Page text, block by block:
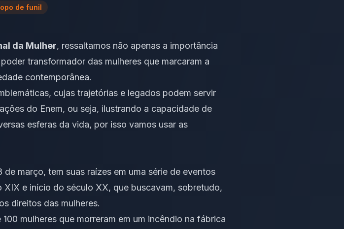
de funil
da Mulher, ressaltamos não apenas a importância
transformador das mulheres que marcaram a
contemporânea.
cujas trajetórias e legados podem servir
do Enem, ou seja, ilustrando a capacidade de
esferas da vida, por isso vamos usar as
março, tem suas raízes em uma série de eventos
e início do século XX, que buscavam, sobretudo,
direitos das mulheres.
mulheres que morreram em um incêndio na fábrica